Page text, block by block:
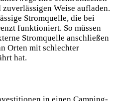
Weise aufladen.
Stromquelle, die bei
⁤funktioniert. So müssen
Stromquelle anschließen
Orten mit schlechter
hat.